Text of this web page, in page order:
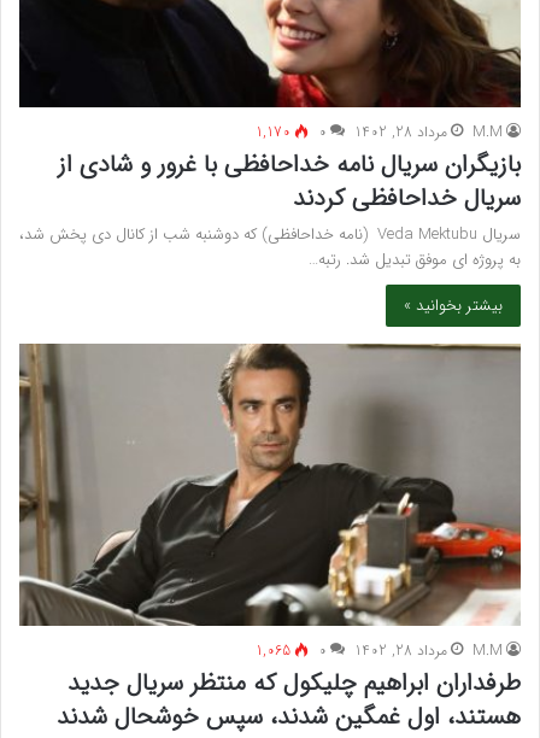
M.M مرداد 28, 1402 ۰ 1,170
بازیگران سریال نامه خداحافظی با غرور و شادی از
سریال خداحافظی کردند
سریال Veda Mektubu (نامه خداحافظی) که دوشنبه شب از کانال دی پخش شد،
به پروژه ای موفق تبدیل شد. رتبه…
بیشتر بخوانید »
M.M مرداد 28, 1402 ۰ 1,065
طرفداران ابراهیم چلیکول که منتظر سریال جدید
هستند، اول غمگین شدند، سپس خوشحال شدند